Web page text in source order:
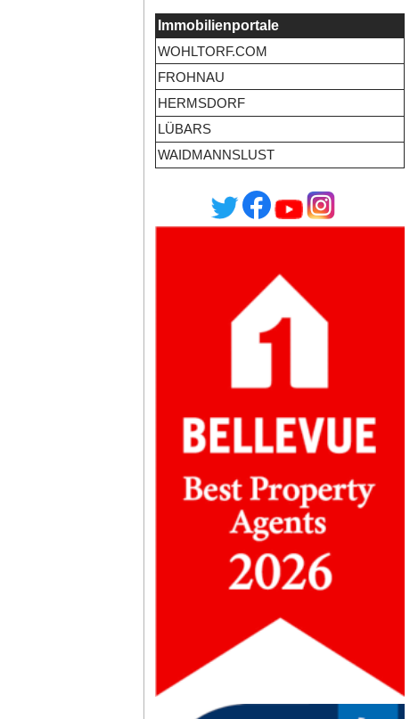
Immobilienportale
WOHLTORF.COM
FROHNAU
HERMSDORF
LÜBARS
WAIDMANNSLUST